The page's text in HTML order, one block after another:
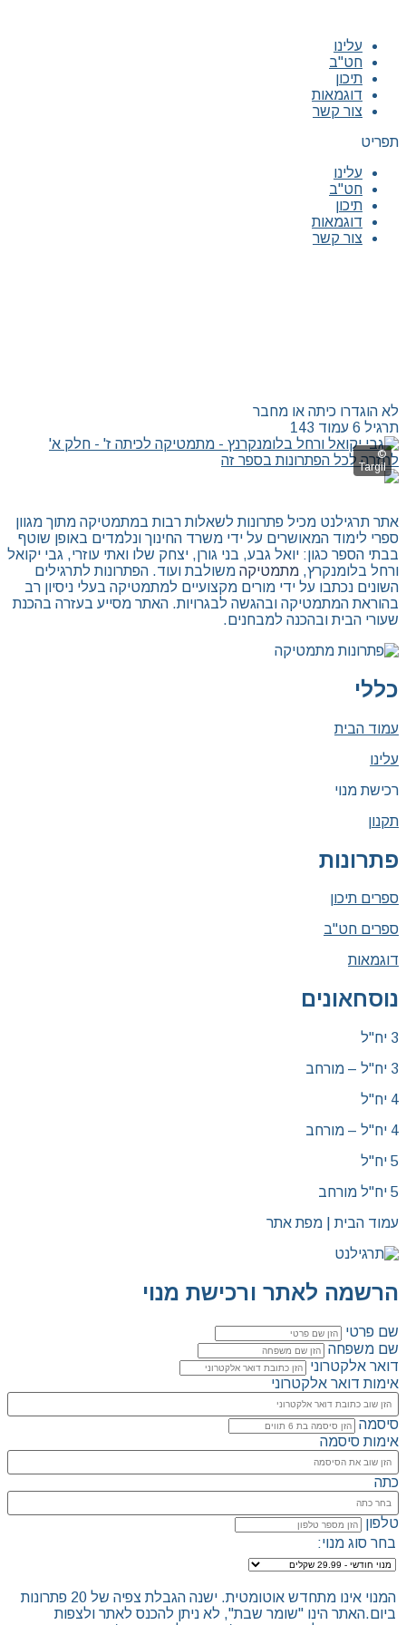
עלינו
חט"ב
תיכון
דוגמאות
צור קשר
תפריט
עלינו
חט"ב
תיכון
דוגמאות
צור קשר
לא הוגדרו כיתה או מחבר
תרגיל 6 עמוד 143
לחזרה לכל הפתרונות בספר זה
אתר תרגילנט מכיל פתרונות לשאלות רבות במתמטיקה מתוך מגוון
ספרי לימוד המאושרים על ידי משרד החינוך ונלמדים באופן שוטף
בבתי הספר כגון: יואל גבע, בני גורן, יצחק שלו ואתי עוזרי, גבי יקואל
ורחל בלומנקרץ, מתמטיקה משולבת ועוד. הפתרונות לתרגילים
השונים נכתבו על ידי מורים מקצועיים למתמטיקה בעלי ניסיון רב
בהוראת המתמטיקה ובהגשה לבגרויות. האתר מסייע בעזרה בהכנת
שעורי הבית ובהכנה למבחנים.
כללי
עמוד הבית
עלינו
רכישת מנוי
תקנון
פתרונות
ספרים תיכון
ספרים חט"ב
דוגמאות
נוסחאונים
3 יח"ל
3 יח"ל – מורחב
4 יח"ל
4 יח"ל – מורחב
5 יח"ל
5 יח"ל מורחב
עמוד הבית | מפת אתר
הרשמה לאתר ורכישת מנוי
שם פרטי
שם משפחה
דואר אלקטרוני
אימות דואר אלקטרוני
סיסמה
אימות סיסמה
כתה
טלפון
בחר סוג מנוי:
המנוי אינו מתחדש אוטומטית. ישנה הגבלת צפיה של 20 פתרונות
ביום.האתר הינו "שומר שבת", לא ניתן להכנס לאתר ולצפות